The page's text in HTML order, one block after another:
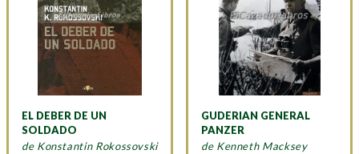
EL DEBER DE UN
SOLDADO
de Konstantin Rokossovski
GUDERIAN GENERAL
PANZER
de Kenneth Macksey